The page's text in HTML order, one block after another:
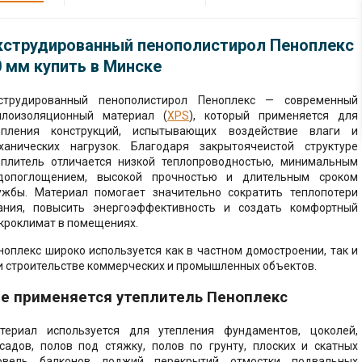
виниловые (ПВХ)
карнизная
ковры
для
черепица
панели
изоляция
теплоизоляция
(вертикально-
маты
товары
системы ТН
системы ТН
82
лист
для
и
смеси
паро-ветро-
строительные
пены
плиты
пенополистирол Пеноплекс
мм купить в Минске
пенополистирол Пеноплекс — современный
материал (XPS), который применяется для
конструкций, испытывающих воздействие влаги и
нагрузок. Благодаря закрытоячеистой структуре
отличается низкой теплопроводностью, минимальным
высокой прочностью и длительным сроком
Материал помогает значительно сократить теплопотери
повысить энергоэффективность и создать комфортный
в помещениях.
широко используется как в частном домостроении, так и
строительстве коммерческих и промышленных объектов.
применяется утеплитель Пеноплекс
используется для утепления фундаментов, цоколей,
полов под стяжку, полов по грунту, плоских и скатных